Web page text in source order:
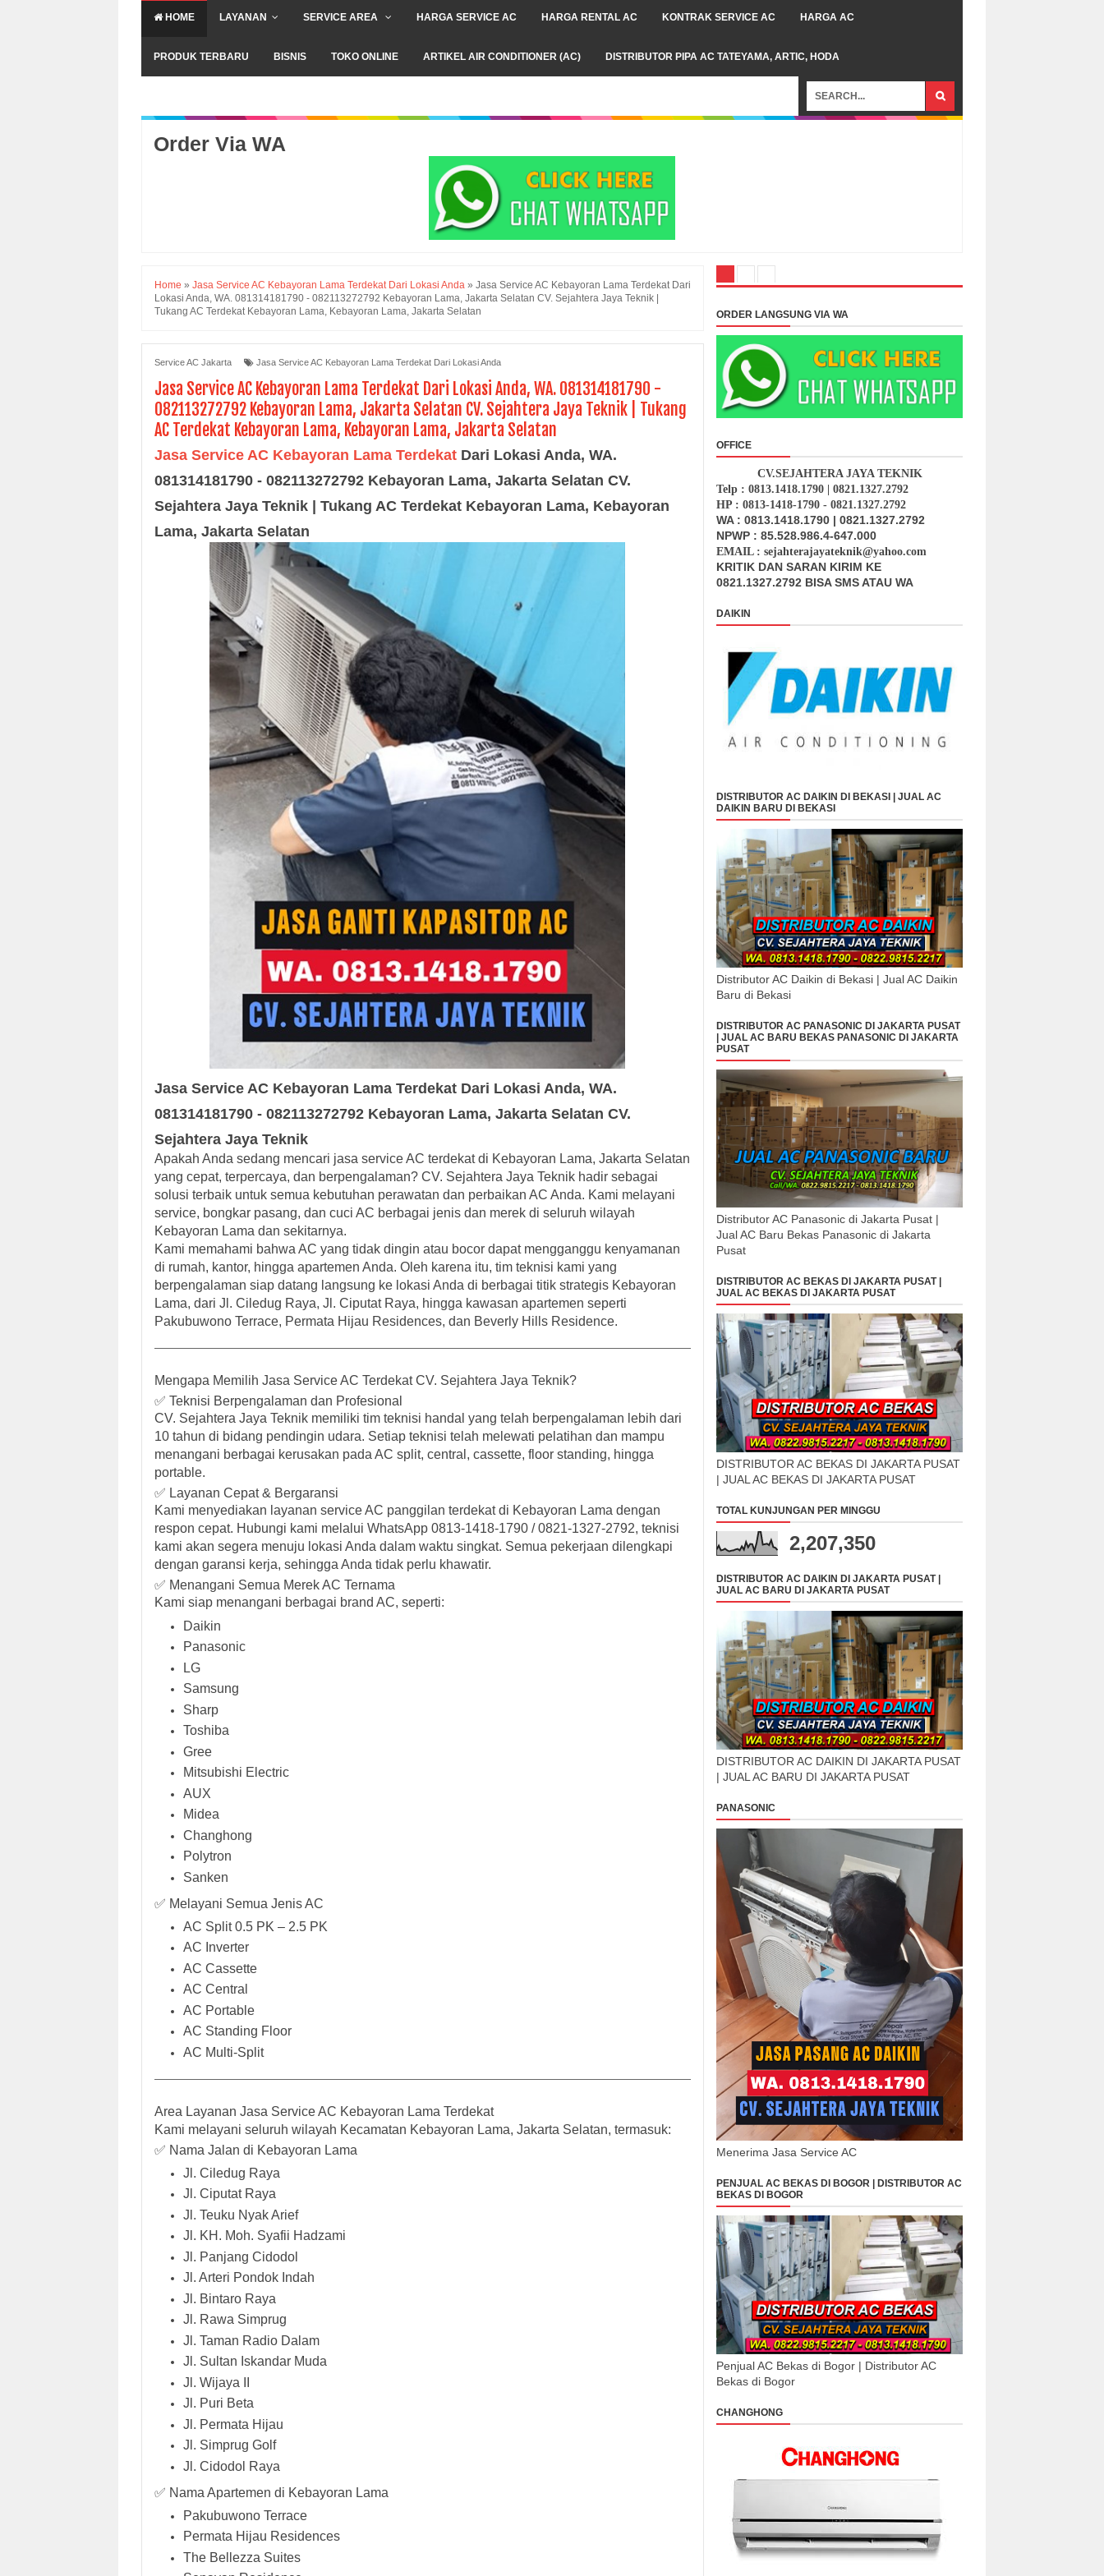
HOME LAYANAN SERVICE AREA HARGA SERVICE AC HARGA RENTAL AC KONTRAK SERVICE AC HARGA AC
PRODUK TERBARU BISNIS TOKO ONLINE ARTIKEL AIR CONDITIONER (AC) DISTRIBUTOR PIPA AC TATEYAMA, ARTIC, HODA
Order Via WA
Home » Jasa Service AC Kebayoran Lama Terdekat Dari Lokasi Anda » Jasa Service AC Kebayoran Lama Terdekat Dari
Lokasi Anda, WA. 081314181790 - 082113272792 Kebayoran Lama, Jakarta Selatan CV. Sejahtera Jaya Teknik |
Tukang AC Terdekat Kebayoran Lama, Kebayoran Lama, Jakarta Selatan
Service AC Jakarta Jasa Service AC Kebayoran Lama Terdekat Dari Lokasi Anda
Jasa Service AC Kebayoran Lama Terdekat Dari Lokasi Anda, WA. 081314181790 -
082113272792 Kebayoran Lama, Jakarta Selatan CV. Sejahtera Jaya Teknik | Tukang
AC Terdekat Kebayoran Lama, Kebayoran Lama, Jakarta Selatan
Jasa Service AC Kebayoran Lama Terdekat Dari Lokasi Anda, WA.
081314181790 - 082113272792 Kebayoran Lama, Jakarta Selatan CV.
Sejahtera Jaya Teknik | Tukang AC Terdekat Kebayoran Lama, Kebayoran
Lama, Jakarta Selatan
Jasa Service AC Kebayoran Lama Terdekat Dari Lokasi Anda, WA.
081314181790 - 082113272792 Kebayoran Lama, Jakarta Selatan CV.
Sejahtera Jaya Teknik
Apakah Anda sedang mencari jasa service AC terdekat di Kebayoran Lama, Jakarta Selatan
yang cepat, terpercaya, dan berpengalaman? CV. Sejahtera Jaya Teknik hadir sebagai
solusi terbaik untuk semua kebutuhan perawatan dan perbaikan AC Anda. Kami melayani
service, bongkar pasang, dan cuci AC berbagai jenis dan merek di seluruh wilayah
Kebayoran Lama dan sekitarnya.
Kami memahami bahwa AC yang tidak dingin atau bocor dapat mengganggu kenyamanan
di rumah, kantor, hingga apartemen Anda. Oleh karena itu, tim teknisi kami yang
berpengalaman siap datang langsung ke lokasi Anda di berbagai titik strategis Kebayoran
Lama, dari Jl. Ciledug Raya, Jl. Ciputat Raya, hingga kawasan apartemen seperti
Pakubuwono Terrace, Permata Hijau Residences, dan Beverly Hills Residence.
Mengapa Memilih Jasa Service AC Terdekat CV. Sejahtera Jaya Teknik?
✅ Teknisi Berpengalaman dan Profesional
CV. Sejahtera Jaya Teknik memiliki tim teknisi handal yang telah berpengalaman lebih dari
10 tahun di bidang pendingin udara. Setiap teknisi telah melewati pelatihan dan mampu
menangani berbagai kerusakan pada AC split, central, cassette, floor standing, hingga
portable.
✅ Layanan Cepat & Bergaransi
Kami menyediakan layanan service AC panggilan terdekat di Kebayoran Lama dengan
respon cepat. Hubungi kami melalui WhatsApp 0813-1418-1790 / 0821-1327-2792, teknisi
kami akan segera menuju lokasi Anda dalam waktu singkat. Semua pekerjaan dilengkapi
dengan garansi kerja, sehingga Anda tidak perlu khawatir.
✅ Menangani Semua Merek AC Ternama
Kami siap menangani berbagai brand AC, seperti:
Daikin
Panasonic
LG
Samsung
Sharp
Toshiba
Gree
Mitsubishi Electric
AUX
Midea
Changhong
Polytron
Sanken
✅ Melayani Semua Jenis AC
AC Split 0.5 PK – 2.5 PK
AC Inverter
AC Cassette
AC Central
AC Portable
AC Standing Floor
AC Multi-Split
Area Layanan Jasa Service AC Kebayoran Lama Terdekat
Kami melayani seluruh wilayah Kecamatan Kebayoran Lama, Jakarta Selatan, termasuk:
✅ Nama Jalan di Kebayoran Lama
Jl. Ciledug Raya
Jl. Ciputat Raya
Jl. Teuku Nyak Arief
Jl. KH. Moh. Syafii Hadzami
Jl. Panjang Cidodol
Jl. Arteri Pondok Indah
Jl. Bintaro Raya
Jl. Rawa Simprug
Jl. Taman Radio Dalam
Jl. Sultan Iskandar Muda
Jl. Wijaya II
Jl. Puri Beta
Jl. Permata Hijau
Jl. Simprug Golf
Jl. Cidodol Raya
✅ Nama Apartemen di Kebayoran Lama
Pakubuwono Terrace
Permata Hijau Residences
The Bellezza Suites
ORDER LANGSUNG VIA WA
OFFICE
CV.SEJAHTERA JAYA TEKNIK
Telp : 0813.1418.1790 | 0821.1327.2792
HP : 0813-1418-1790 - 0821.1327.2792
WA : 0813.1418.1790 | 0821.1327.2792
NPWP : 85.528.986.4-647.000
EMAIL : sejahterajayateknik@yahoo.com
KRITIK DAN SARAN KIRIM KE
0821.1327.2792 BISA SMS ATAU WA
DAIKIN
DISTRIBUTOR AC DAIKIN DI BEKASI | JUAL AC
DAIKIN BARU DI BEKASI
Distributor AC Daikin di Bekasi | Jual AC Daikin
Baru di Bekasi
DISTRIBUTOR AC PANASONIC DI JAKARTA PUSAT
| JUAL AC BARU BEKAS PANASONIC DI JAKARTA
PUSAT
Distributor AC Panasonic di Jakarta Pusat |
Jual AC Baru Bekas Panasonic di Jakarta
Pusat
DISTRIBUTOR AC BEKAS DI JAKARTA PUSAT |
JUAL AC BEKAS DI JAKARTA PUSAT
DISTRIBUTOR AC BEKAS DI JAKARTA PUSAT
| JUAL AC BEKAS DI JAKARTA PUSAT
TOTAL KUNJUNGAN PER MINGGU
2,207,350
DISTRIBUTOR AC DAIKIN DI JAKARTA PUSAT |
JUAL AC BARU DI JAKARTA PUSAT
DISTRIBUTOR AC DAIKIN DI JAKARTA PUSAT
| JUAL AC BARU DI JAKARTA PUSAT
PANASONIC
Menerima Jasa Service AC
PENJUAL AC BEKAS DI BOGOR | DISTRIBUTOR AC
BEKAS DI BOGOR
Penjual AC Bekas di Bogor | Distributor AC
Bekas di Bogor
CHANGHONG